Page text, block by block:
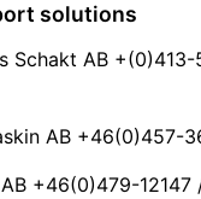
solutions
Schakt AB
AB +46(0)457-
+46(0)479-12147